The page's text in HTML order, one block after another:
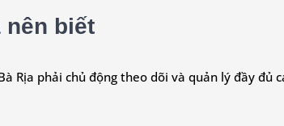
nên biết
Rịa phải chủ động theo dõi và quản lý đầy